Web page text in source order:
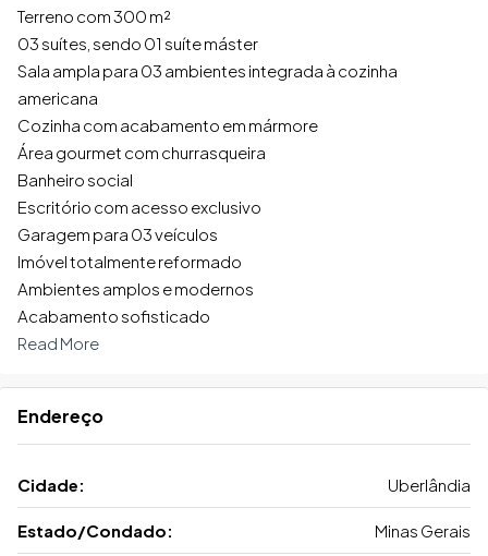
Terreno com 300 m²
03 suítes, sendo 01 suíte máster
Sala ampla para 03 ambientes integrada à cozinha
americana
Cozinha com acabamento em mármore
Área gourmet com churrasqueira
Banheiro social
Escritório com acesso exclusivo
Garagem para 03 veículos
Imóvel totalmente reformado
Ambientes amplos e modernos
Acabamento sofisticado
Read More
Endereço
Cidade: Uberlândia
Estado/Condado: Minas Gerais